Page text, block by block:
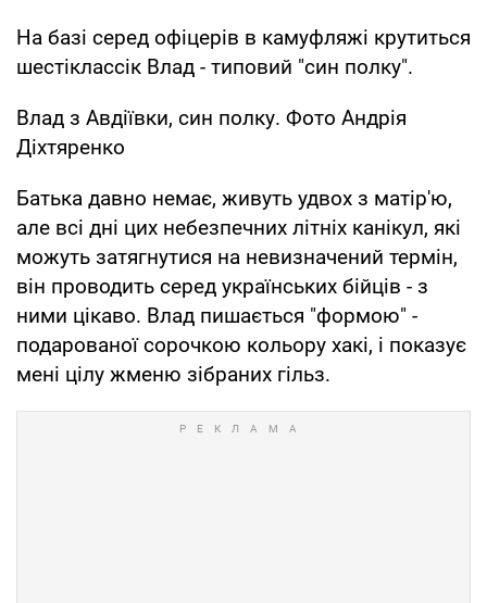
На базі серед офіцерів в камуфляжі крутиться
шестіклассік Влад - типовий "син полку".
Влад з Авдіївки, син полку. Фото Андрія
Діхтяренко
Батька давно немає, живуть удвох з матір'ю,
але всі дні цих небезпечних літніх канікул, які
можуть затягнутися на невизначений термін,
він проводить серед українських бійців - з
ними цікаво. Влад пишається "формою" -
подарованої сорочкою кольору хакі, і показує
мені цілу жменю зібраних гільз.